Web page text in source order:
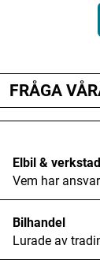
FRÅGA
Elbil & verkstad
Vem har
Bilhandel
Lurade av